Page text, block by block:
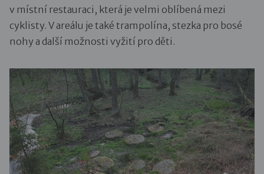
v místní restauraci, která je velmi oblíbená mezi
cyklisty. V areálu je také trampolína, stezka pro bosé
nohy a další možnosti vyžití pro děti.